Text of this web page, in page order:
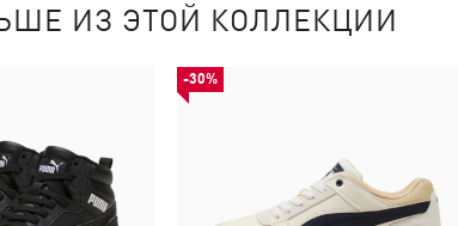
ИЗ ЭТОЙ КОЛЛЕКЦИИ
-30%